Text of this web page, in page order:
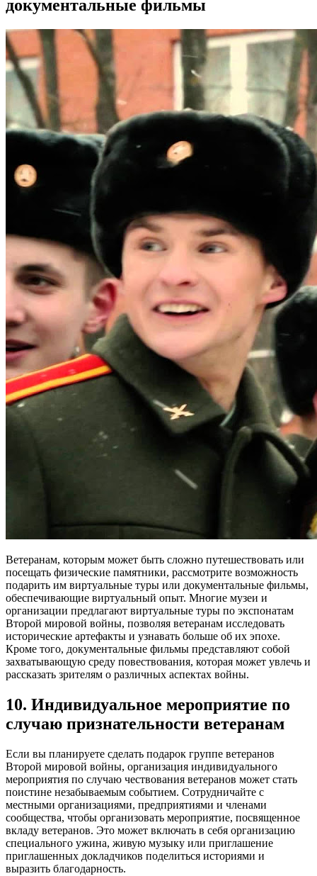
документальные фильмы
Ветеранам, которым может быть сложно путешествовать или
посещать физические памятники, рассмотрите возможность
подарить им виртуальные туры или документальные фильмы,
обеспечивающие виртуальный опыт. Многие музеи и
организации предлагают виртуальные туры по экспонатам
Второй мировой войны, позволяя ветеранам исследовать
исторические артефакты и узнавать больше об их эпохе.
Кроме того, документальные фильмы представляют собой
захватывающую среду повествования, которая может увлечь и
рассказать зрителям о различных аспектах войны.
10. Индивидуальное мероприятие по
случаю признательности ветеранам
Если вы планируете сделать подарок группе ветеранов
Второй мировой войны, организация индивидуального
мероприятия по случаю чествования ветеранов может стать
поистине незабываемым событием. Сотрудничайте с
местными организациями, предприятиями и членами
сообщества, чтобы организовать мероприятие, посвященное
вкладу ветеранов. Это может включать в себя организацию
специального ужина, живую музыку или приглашение
приглашенных докладчиков поделиться историями и
выразить благодарность.